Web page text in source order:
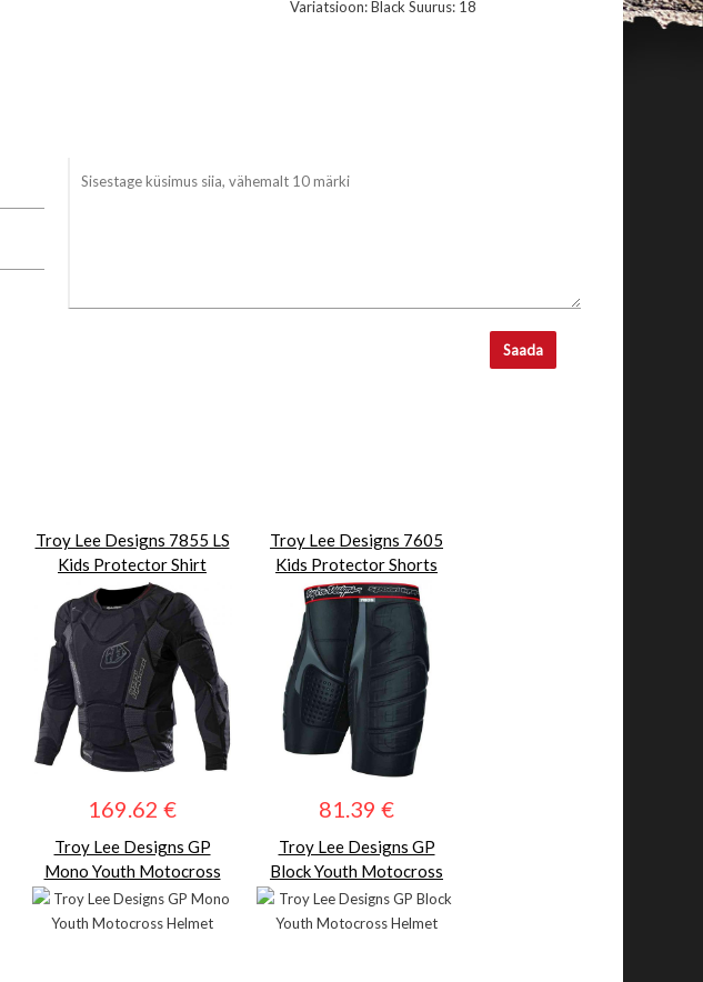
Variatsioon: Black Suurus: 18
Saada
Troy Lee Designs 7855 LS
Kids Protector Shirt
169.62 €
Troy Lee Designs 7605
Kids Protector Shorts
81.39 €
Troy Lee Designs GP
Mono Youth Motocross
Helmet
Troy Lee Designs GP
Block Youth Motocross
Helmet